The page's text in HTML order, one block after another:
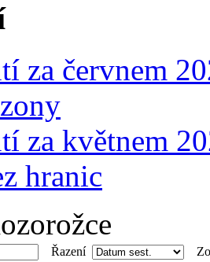
za červnem
za květnem
hranic
Řazení